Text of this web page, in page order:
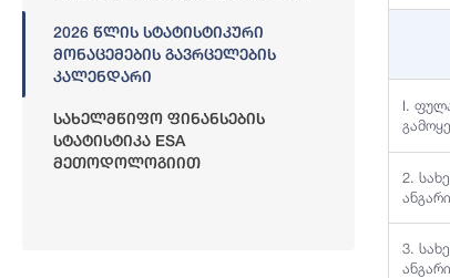
2026 Წლის Სტატისტიკური
Მონაცემების Გავრცელების
Კალენდარი
Სახელმწიფო Ფინანსების
Სტატისტიკა ESA
Მეთოდოლოგიით
I.
2.
3.